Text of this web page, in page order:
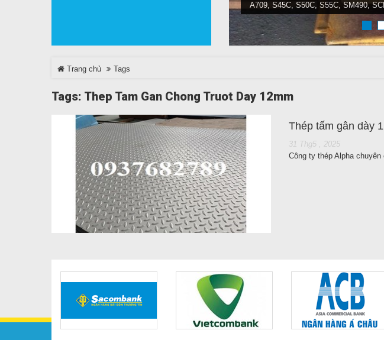
A709, S45C, S50C, S55C, SM490,
Trang chủ Tags
Tags: Thep Tam Gan Chong Truot Day 12mm
Thép tấm gân dày
31 Thg5 , 2025
Công ty thép Alpha